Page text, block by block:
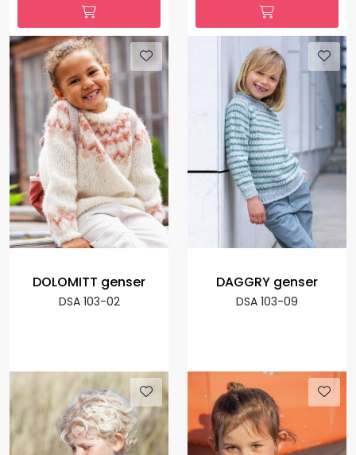
DOLOMITT genser
DSA 103-02
DAGGRY genser
DSA 103-09